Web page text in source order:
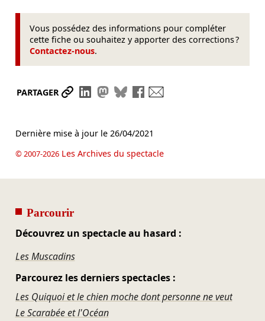
Vous possédez des informations pour compléter
cette fiche ou souhaitez y apporter des corrections ?
Contactez-nous.
PARTAGER Partager le lien
Partager sur LinkedIn
Partager sur Mastodon
Partager sur Bluesky
Partager sur Facebook
Dernière mise à jour le 26/04/2021
© 2007-2026Les Archives du spectacle
Parcourir
Découvrez un spectacle au hasard :
Les Muscadins
Parcourez les derniers spectacles :
Les Quiquoi et le chien moche dont personne ne veut
Le Scarabée et l'Océan